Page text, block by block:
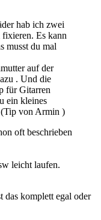
hab ich zwei
fixieren. Es kann
musst du mal
auf der
. Und die
für Gitarren
ein kleines
von Armin )
oft beschrieben
leicht laufen.
das komplett egal oder